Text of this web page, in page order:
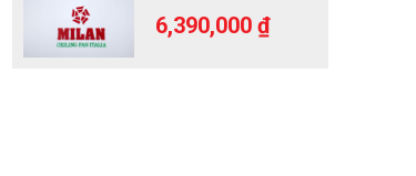
6,390,000 ₫